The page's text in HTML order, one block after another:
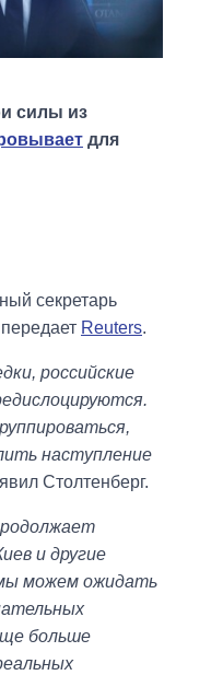
силы из
для
секретарь
Reuters.
российские
наступление
Столтенберг.
и другие
можем ожидать
больше